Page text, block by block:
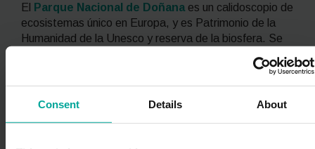
Consent Details About
El Parque Nacional de Doñana es un calidoscopio de
ecosistemas único en Europa, y es Patrimonio de la
Humanidad de la Unesco y reserva de la biosfera. Se
importantes de Europa.